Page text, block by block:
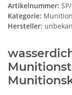
Artikelnummer:
Kategorie:
Hersteller: